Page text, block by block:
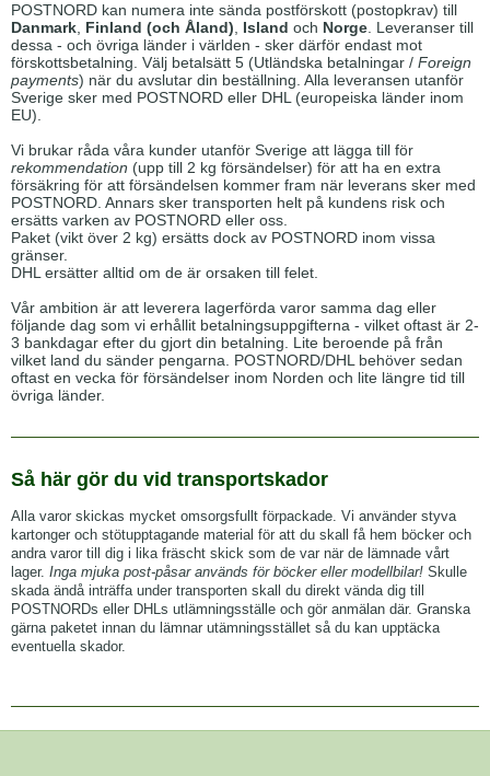
POSTNORD kan numera inte sända postförskott (postopkrav) till
Danmark Finland (och Åland) Island och Norge . Leveranser till
dessa - och övriga länder i världen - sker därför endast mot
förskottsbetalning. Välj betalsätt 5 (Utländska betalningar / Foreign
payments) när du avslutar din beställning. Alla leveransen utanför
Sverige sker med POSTNORD eller DHL (europeiska länder inom
EU).
Vi brukar råda våra kunder utanför Sverige att lägga till för
rekommendation (upp till 2 kg försändelser) för att ha en extra
försäkring för att försändelsen kommer fram när leverans sker med
POSTNORD. Annars sker transporten helt på kundens risk och
ersätts varken av POSTNORD eller oss.
Paket (vikt över 2 kg) ersätts dock av POSTNORD inom vissa
gränser.
DHL ersätter alltid om de är orsaken till felet.
Vår ambition är att leverera lagerförda varor samma dag eller
följande dag som vi erhållit betalningsuppgifterna - vilket oftast är 2-
3 bankdagar efter du gjort din betalning. Lite beroende på från
vilket land du sänder pengarna. POSTNORD/DHL behöver sedan
oftast en vecka för försändelser inom Norden och lite längre tid till
övriga länder.
Så här gör du vid transportskador
Alla varor skickas mycket omsorgsfullt förpackade. Vi använder styva
kartonger och stötupptagande material för att du skall få hem böcker och
andra varor till dig i lika fräscht skick som de var när de lämnade vårt
lager. Inga mjuka post-påsar används för böcker eller modellbilar! Skulle
skada ändå inträffa under transporten skall du direkt vända dig till
POSTNORDs eller DHLs utlämningsställe och gör anmälan där. Granska
gärna paketet innan du lämnar utämningsstället så du kan upptäcka
eventuella skador.